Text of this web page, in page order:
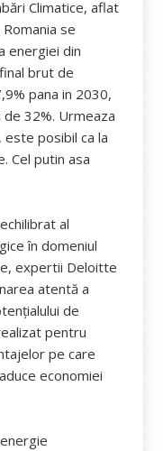
Climatice, aflat
se
energiei din
brut de
pana in 2030,
32%. Urmeaza
este posibil ca la
Cel putin asa
al
în domeniul
expertii Deloitte
atentă a
de
pentru
pe care
economiei